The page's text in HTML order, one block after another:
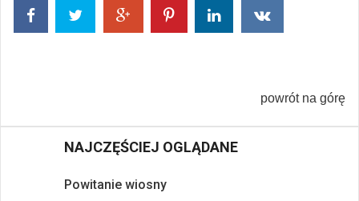
powrót na górę
NAJCZĘŚCIEJ OGLĄDANE
Powitanie wiosny